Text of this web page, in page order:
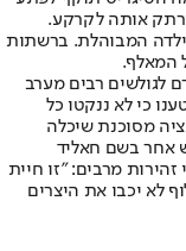
אותה לקרקע.
המבוהלת. ברשתות
המאלף.
לגולשים רבים מערב
כי לא ננקטו כל
מסוכנת שיכלה
אחר בשם חאליד
מרבים: "זו חיית
לא יכבו את היצרים